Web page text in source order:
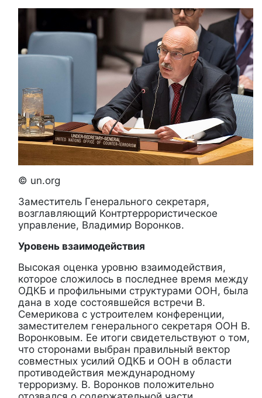
© un.org
Заместитель Генерального секретаря,
возглавляющий Контртеррористическое
управление, Владимир Воронков.
Уровень взаимодействия
Высокая оценка уровню взаимодействия,
которое сложилось в последнее время между
ОДКБ и профильными структурами ООН, была
дана в ходе состоявшейся встречи В.
Семерикова с устроителем конференции,
заместителем генерального секретаря ООН В.
Воронковым. Ее итоги свидетельствуют о том,
что сторонами выбран правильный вектор
совместных усилий ОДКБ и ООН в области
противодействия международному
терроризму. В. Воронков положительно